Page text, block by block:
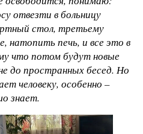
отвезти в больницу
стол, третьему
натопить печь, и все это в
что потом будут новые
до пространных бесед. Но
человеку, особенно –
знает.